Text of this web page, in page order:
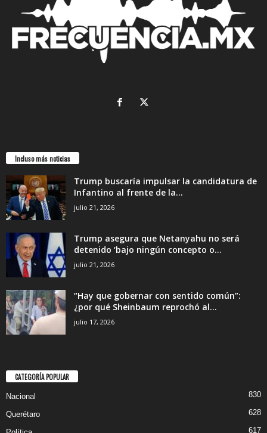
Incluso más noticias
Trump buscaría impulsar la candidatura de
Infantino al frente de la...
julio 21, 2026
Trump asegura que Netanyahu no será
detenido ‘bajo ningún concepto o...
julio 21, 2026
“Hay que gobernar con sentido común”:
¿por qué Sheinbaum reprochó al...
julio 17, 2026
CATEGORÍA POPULAR
Nacional 830
Querétaro 628
617